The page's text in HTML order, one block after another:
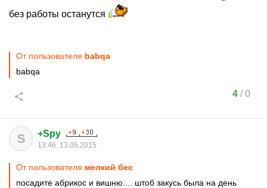
без работы останутся
От пользователя babqa
babqa
4/0
S +Spy
13:46, 13.05.2015
От пользователя мелкий бес
посадите абрикос и вишню.... штоб закусь была на день